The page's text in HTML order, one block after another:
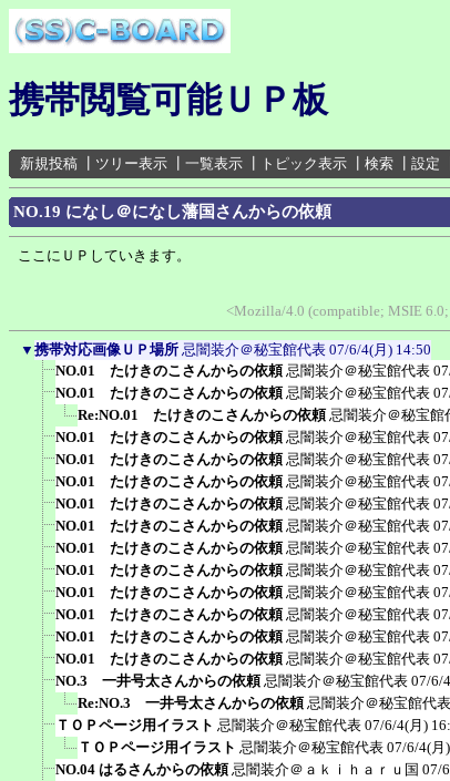
携帯閲覧可能ＵＰ板
新規投稿 ツリー表示 一覧表示 トピック表示 検索 設定
NO.19 になし＠になし藩国さんからの依頼
ここにＵＰしていきます。
<Mozilla/4.0 (compatible; MSIE
▼ 携帯対応画像ＵＰ場所 忌闇装介＠秘宝館代表 07/6/4(月) 14:50
NO.01 たけきのこさんからの依頼 忌闇装介＠秘宝館代表
NO.01 たけきのこさんからの依頼 忌闇装介＠秘宝館代表
Re:NO.01 たけきのこさんからの依頼 忌闇装介＠秘宝館
NO.01 たけきのこさんからの依頼 忌闇装介＠秘宝館代表
NO.01 たけきのこさんからの依頼 忌闇装介＠秘宝館代表
NO.01 たけきのこさんからの依頼 忌闇装介＠秘宝館代表
NO.01 たけきのこさんからの依頼 忌闇装介＠秘宝館代表
NO.01 たけきのこさんからの依頼 忌闇装介＠秘宝館代表
NO.01 たけきのこさんからの依頼 忌闇装介＠秘宝館代表
NO.01 たけきのこさんからの依頼 忌闇装介＠秘宝館代表
NO.01 たけきのこさんからの依頼 忌闇装介＠秘宝館代表
NO.01 たけきのこさんからの依頼 忌闇装介＠秘宝館代表
NO.01 たけきのこさんからの依頼 忌闇装介＠秘宝館代表
NO.01 たけきのこさんからの依頼 忌闇装介＠秘宝館代表
NO.3 一井号太さんからの依頼 忌闇装介＠秘宝館代表 07/6/
Re:NO.3 一井号太さんからの依頼 忌闇装介＠秘宝館代表
ＴＯＰページ用イラスト 忌闇装介＠秘宝館代表 07/6/4(月)
ＴＯＰページ用イラスト 忌闇装介＠秘宝館代表 07/6/4(月
NO.04 はるさんからの依頼 忌闇装介＠ａｋｉｈａｒｕ国 07/